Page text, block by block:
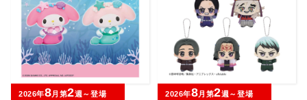
2026年8月第2週～登場 2026年8月第2週～登場